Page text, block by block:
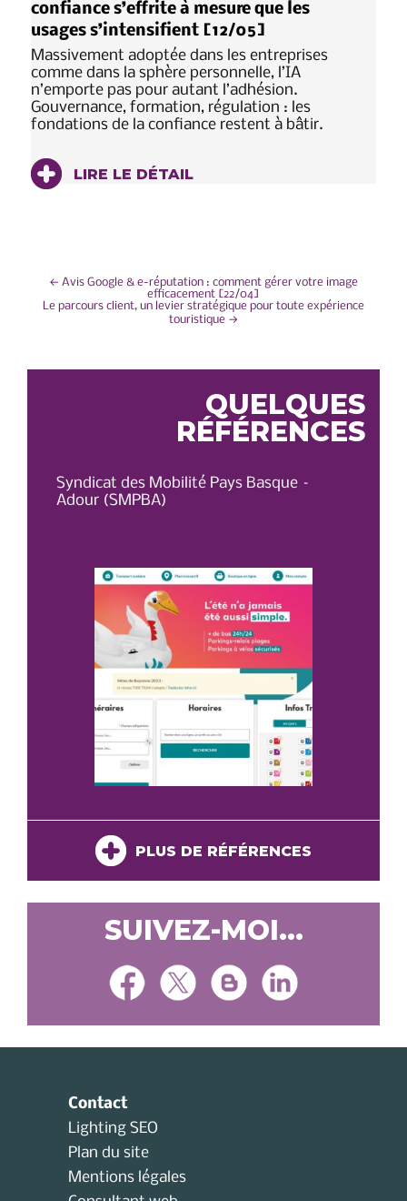
confiance s’effrite à mesure que les
usages s’intensifient [12/05]
Massivement adoptée dans les entreprises
comme dans la sphère personnelle, l’IA
n’emporte pas pour autant l’adhésion.
Gouvernance, formation, régulation : les
fondations de la confiance restent à bâtir.
LIRE LE DÉTAIL
NAVIGATION
← Avis Google & e-réputation : comment gérer votre image
efficacement [22/04]
Le parcours client, un levier stratégique pour toute expérience
touristique →
QUELQUES
RÉFÉRENCES
Syndicat des Mobilité Pays Basque –
Adour (SMPBA)
PLUS DE RÉFÉRENCES
SUIVEZ-MOI...
Contact
Lighting SEO
Plan du site
Mentions légales